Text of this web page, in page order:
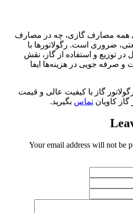
همه مصارف گازی، چه در مصارف
ضروری است. رگولاتورها با
در توزیع و استفاده از گاز، نقش
صرفه جویی در هزینه‌ها ایفا
گاز با کیفیت عالی و قیمت
کاویان تماس بگیرید.
Your email address will not be